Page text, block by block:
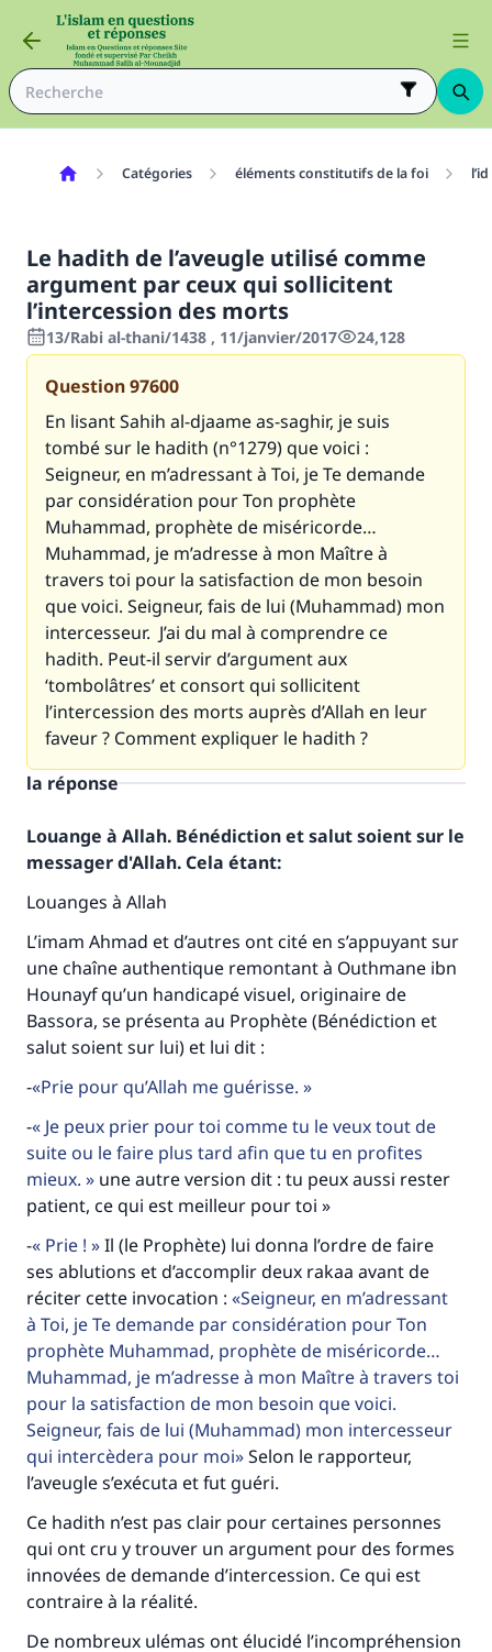
Catégories éléments constitutifs de la foi
Le hadith de l’aveugle utilisé comme
argument par ceux qui sollicitent
l’intercession des morts
13/Rabi al-thani/1438 , 11/janvier/2017 24,128
Question97600
En lisant Sahih al-djaame as-saghir, je suis
tombé sur le hadith (n°1279) que voici :
Seigneur, en m’adressant à Toi, je Te demande
par considération pour Ton prophète
Muhammad, prophète de miséricorde…
Muhammad, je m’adresse à mon Maître à
travers toi pour la satisfaction de mon besoin
que voici. Seigneur, fais de lui (Muhammad) mon
intercesseur. J’ai du mal à comprendre ce
hadith. Peut-il servir d’argument aux
‘tombolâtres’ et consort qui sollicitent
l’intercession des morts auprès d’Allah en leur
faveur ? Comment expliquer le hadith ?
la réponse
Louange à Allah. Bénédiction et salut soient sur le
messager d'Allah. Cela étant:
Louanges à Allah
L’imam Ahmad et d’autres ont cité en s’appuyant sur
une chaîne authentique remontant à Outhmane ibn
Hounayf qu’un handicapé visuel, originaire de
Bassora, se présenta au Prophète (Bénédiction et
salut soient sur lui) et lui dit :
- Prie pour qu’Allah me guérisse.
- Je peux prier pour toi comme tu le veux tout de
suite ou le faire plus tard afin que tu en profites
mieux.
une autre version dit : tu peux aussi rester
patient, ce qui est meilleur pour toi »
- Prie !
Il (le Prophète) lui donna l’ordre de faire
ses ablutions et d’accomplir deux rakaa avant de
réciter cette invocation : Seigneur, en m’adressant
à Toi, je Te demande par considération pour Ton
prophète Muhammad, prophète de miséricorde…
Muhammad, je m’adresse à mon Maître à travers toi
pour la satisfaction de mon besoin que voici.
Seigneur, fais de lui (Muhammad) mon intercesseur
qui intercèdera pour moi Selon le rapporteur,
l’aveugle s’exécuta et fut guéri.
Ce hadith n’est pas clair pour certaines personnes
qui ont cru y trouver un argument pour des formes
innovées de demande d’intercession. Ce qui est
contraire à la réalité.
De nombreux ulémas ont élucidé l’incompréhension